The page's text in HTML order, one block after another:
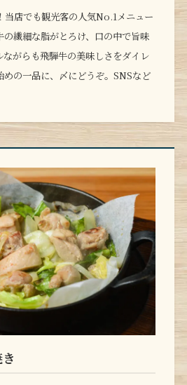
当店でも観光客の人気No.1メニュー
繊細な脂がとろけ、口の中で旨味
がらも飛騨牛の美味しさをダイレ
めの一品に、〆にどうぞ。SNSなど